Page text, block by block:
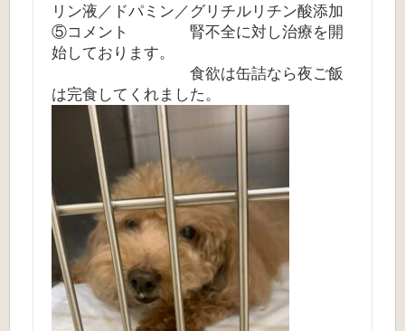
リン液／ドパミン／グリチルリチン酸添加
⑤コメント 腎不全に対し治療を開
始しております。
食欲は缶詰なら夜ご飯
は完食してくれました。